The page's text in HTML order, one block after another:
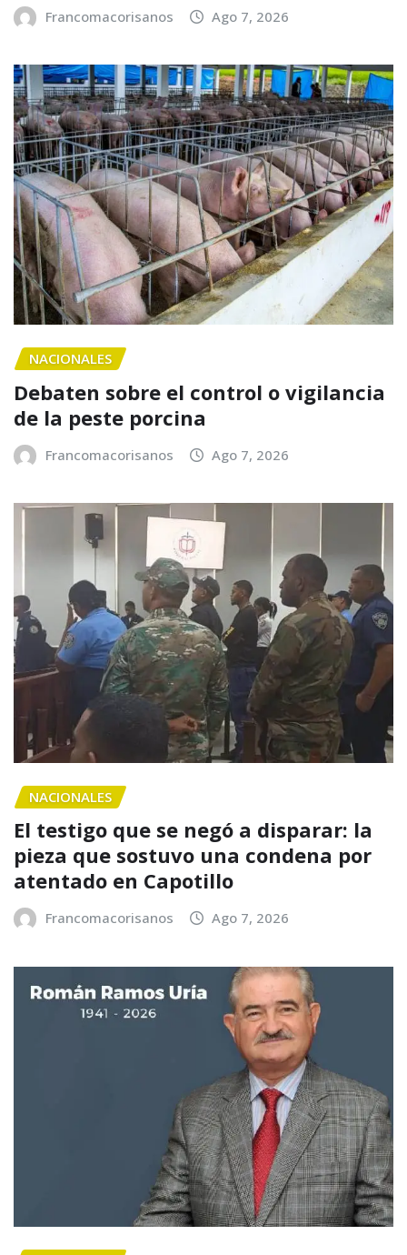
Francomacorisanos Ago 7, 2026
NACIONALES
Debaten sobre el control o vigilancia
de la peste porcina
Francomacorisanos Ago 7, 2026
NACIONALES
El testigo que se negó a disparar: la
pieza que sostuvo una condena por
atentado en Capotillo
Francomacorisanos Ago 7, 2026